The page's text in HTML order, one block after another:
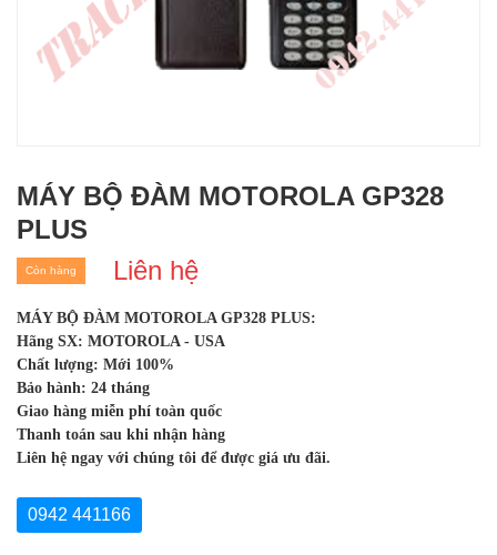
MÁY BỘ ĐÀM MOTOROLA GP328
PLUS
Liên hệ
Còn hàng
MÁY BỘ ĐÀM MOTOROLA GP328 PLUS:
Hãng SX: MOTOROLA - USA
Chất lượng: Mới 100%
Bảo hành: 24 tháng
Giao hàng miễn phí toàn quốc
Thanh toán sau khi nhận hàng
Liên hệ ngay với chúng tôi để được giá ưu đãi.
0942 441166